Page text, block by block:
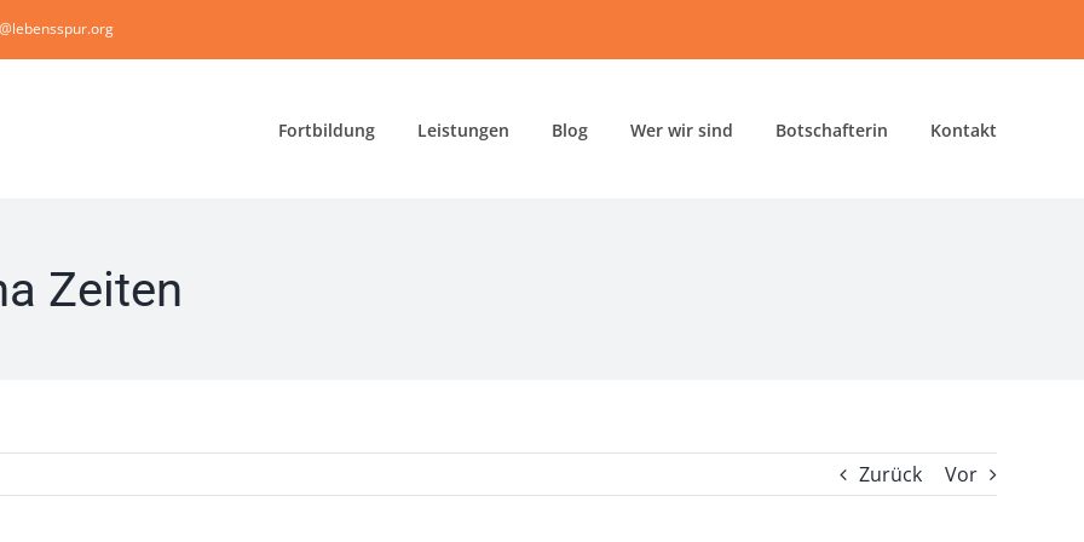
Fortbildung Leistungen Blog Wer wir sind Botschafterin Kontakt
Zeiten
Zurück Vor